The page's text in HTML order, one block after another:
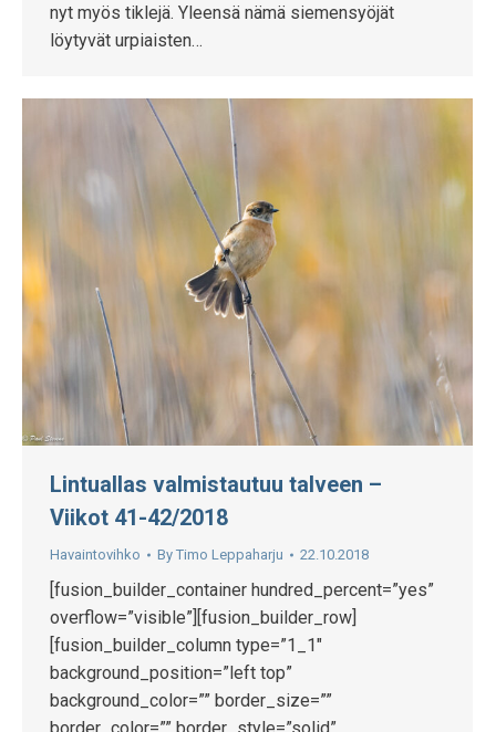
nyt myös tiklejä. Yleensä nämä siemensyöjät
löytyvät urpiaisten…
Lintuallas valmistautuu talveen –
Viikot 41-42/2018
Havaintovihko By Timo Leppaharju 22.10.2018
[fusion_builder_container hundred_percent=”yes”
overflow=”visible”][fusion_builder_row]
[fusion_builder_column type=”1_1″
background_position=”left top”
background_color=”” border_size=””
border_color=”” border_style=”solid”